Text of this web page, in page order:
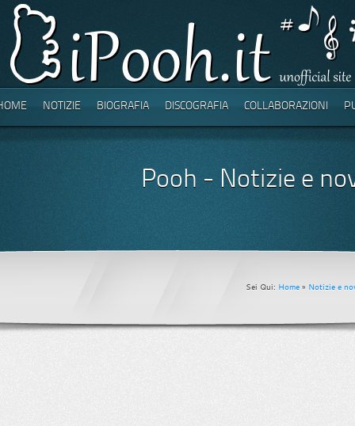
NOTIZIE BIOGRAFIA DISCOGRAFIA COLLABORAZIONI
Pooh - Notizie e
Sei Qui: Home» Notizie e